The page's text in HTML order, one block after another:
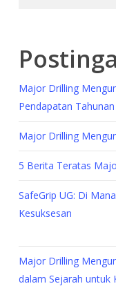
Major Drilling
Pendapatan
Major Drilling
5 Berita Teratas
SafeGrip UG: Di
Kesuksesan
Major Drilling
dalam Sejarah untuk